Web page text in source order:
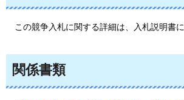
この競争入札に関する詳細は、入札説明書に
関係書類